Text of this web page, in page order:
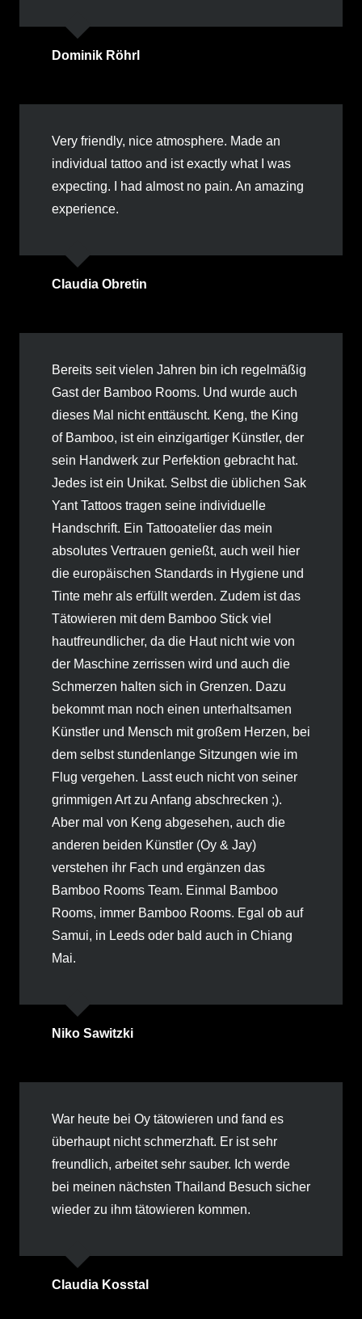
Dominik Röhrl
Very friendly, nice atmosphere. Made an
individual tattoo and ist exactly what I was
expecting. I had almost no pain. An amazing
experience.
Claudia Obretin
Bereits seit vielen Jahren bin ich regelmäßig
Gast der Bamboo Rooms. Und wurde auch
dieses Mal nicht enttäuscht. Keng, the King
of Bamboo, ist ein einzigartiger Künstler, der
sein Handwerk zur Perfektion gebracht hat.
Jedes ist ein Unikat. Selbst die üblichen Sak
Yant Tattoos tragen seine individuelle
Handschrift. Ein Tattooatelier das mein
absolutes Vertrauen genießt, auch weil hier
die europäischen Standards in Hygiene und
Tinte mehr als erfüllt werden. Zudem ist das
Tätowieren mit dem Bamboo Stick viel
hautfreundlicher, da die Haut nicht wie von
der Maschine zerrissen wird und auch die
Schmerzen halten sich in Grenzen. Dazu
bekommt man noch einen unterhaltsamen
Künstler und Mensch mit großem Herzen, bei
dem selbst stundenlange Sitzungen wie im
Flug vergehen. Lasst euch nicht von seiner
grimmigen Art zu Anfang abschrecken ;).
Aber mal von Keng abgesehen, auch die
anderen beiden Künstler (Oy & Jay)
verstehen ihr Fach und ergänzen das
Bamboo Rooms Team. Einmal Bamboo
Rooms, immer Bamboo Rooms. Egal ob auf
Samui, in Leeds oder bald auch in Chiang
Mai.
Niko Sawitzki
War heute bei Oy tätowieren und fand es
überhaupt nicht schmerzhaft. Er ist sehr
freundlich, arbeitet sehr sauber. Ich werde
bei meinen nächsten Thailand Besuch sicher
wieder zu ihm tätowieren kommen.
Claudia Kosstal